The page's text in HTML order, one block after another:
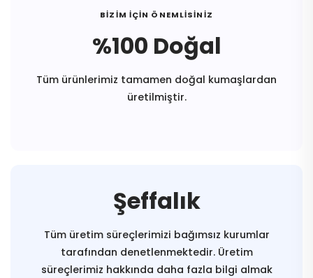
BİZİM İÇİN ÖNEMLİSİNİZ
%100 Doğal
Tüm ürünlerimiz tamamen doğal kumaşlardan
üretilmiştir.
Şeffalık
Tüm üretim süreçlerimizi bağımsız kurumlar
tarafından denetlenmektedir. Üretim
süreçlerimiz hakkında daha fazla bilgi almak